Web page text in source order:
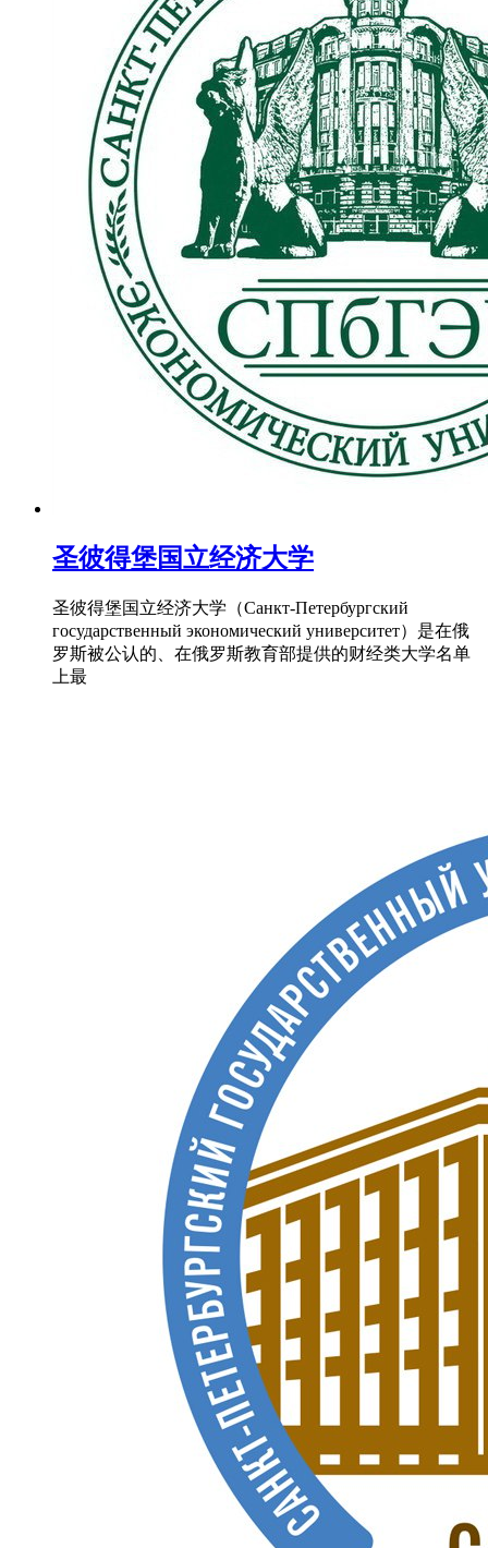
​圣彼得堡国立经济大学
圣彼得堡国立经济大学（Санкт-Петербургский
государственный экономический университет）是在俄
罗斯被公认的、在俄罗斯教育部提供的财经类大学名单
上最